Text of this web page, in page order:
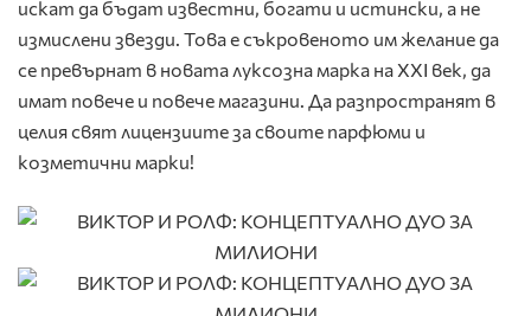
искат да бъдат известни, богати и истински, а не
измислени звезди. Това е съкровеното им желание да
се превърнат в новата луксозна марка на ХХІ век, да
имат повече и повече магазини. Да разпространят в
целия свят лицензиите за своите парфюми и
козметични марки!